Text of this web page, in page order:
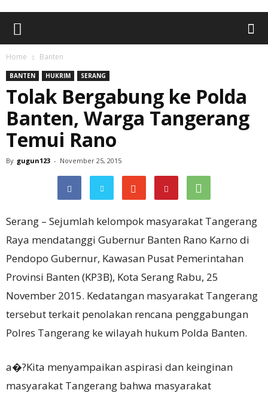
Home Banten
BANTEN HUKRIM SERANG
Tolak Bergabung ke Polda
Banten, Warga Tangerang
Temui Rano
By gugun123 - November 25, 2015
Serang – Sejumlah kelompok masyarakat Tangerang
Raya mendatanggi Gubernur Banten Rano Karno di
Pendopo Gubernur, Kawasan Pusat Pemerintahan
Provinsi Banten (KP3B), Kota Serang Rabu, 25
November 2015. Kedatangan masyarakat Tangerang
tersebut terkait penolakan rencana penggabungan
Polres Tangerang ke wilayah hukum Polda Banten.
a�?Kita menyampaikan aspirasi dan keinginan
masyarakat Tangerang bahwa masyarakat